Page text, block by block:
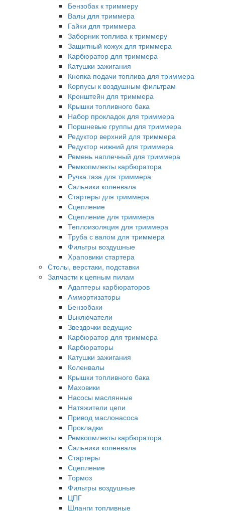
Бензобак к триммеру
Валы для триммера
Гайки для триммера
Заборник топлива к триммеру
Защитный кожух для триммера
Карбюратор для триммера
Катушки зажигания
Кнопка подачи топлива для триммера
Корпусы к воздушным фильтрам
Кронштейн для триммера
Крышки топливного бака
Набор прокладок для триммера
Поршневые группы для триммера
Редуктор верхний для триммера
Редуктор нижний для триммера
Ремень наплечный для триммера
Ремкопмлекты карбюратора
Ручка газа для триммера
Сальники коленвала
Стартеры для триммера
Сцепление
Сцепление для триммера
Теплоизоляция для триммера
Труба с валом для триммера
Фильтры воздушные
Храповики стартера
Столы, верстаки, подставки
Запчасти к цепным пилам
Адаптеры карбюраторов
Аммортизаторы
Бензобаки
Выключатели
Звездочки ведущие
Карбюратор для триммера
Карбюраторы
Катушки зажигания
Коленвалы
Крышки топливного бака
Маховики
Насосы маслянные
Натяжители цепи
Привод маслонасоса
Прокладки
Ремкопмлекты карбюратора
Сальники коленвала
Стартеры
Сцепление
Тормоз
Фильтры воздушные
ЦПГ
Шланги топливные